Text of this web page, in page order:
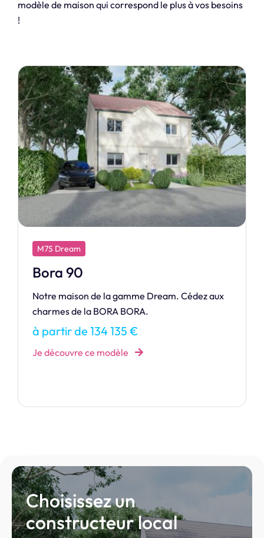
modèle de maison qui correspond le plus à vos besoins
!
M7S Dream
Raiatea 80
RAIATEA vous accueille au sein de sa maison
confortable avec au choix trois dimensions
différentes qui adapteront l’espace suivant vos
Choisissez un
constructeur local